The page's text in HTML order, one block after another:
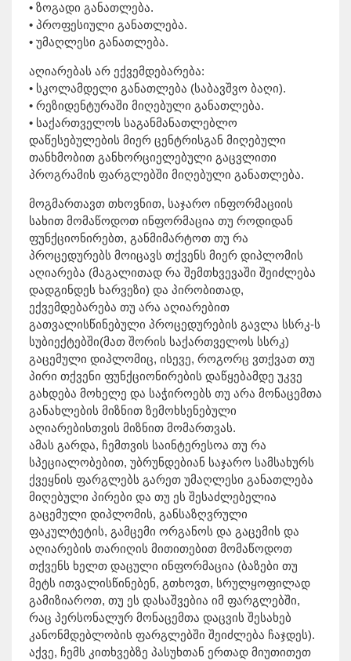
• ზოგადი განათლება.
• პროფესიული განათლება.
• უმაღლესი განათლება.
აღიარებას არ ექვემდებარება:
• სკოლამდელი განათლება (საბავშვო ბაღი).
• რეზიდენტურაში მიღებული განათლება.
• საქართველოს საგანმანათლებლო
დაწესებულების მიერ ცენტრისგან მიღებული
თანხმობით განხორციელებული გაცვლითი
პროგრამის ფარგლებში მიღებული განათლება.
მოგმართავთ თხოვნით, საჯარო ინფორმაციის
სახით მომაწოდოთ ინფორმაცია თუ როდიდან
ფუნქციონირებთ, განმიმარტოთ თუ რა
პროცედურებს მოიცავს თქვენს მიერ დიპლომის
აღიარება (მაგალითად რა შემთხვევაში შეიძლება
დადგინდეს ხარვეზი) და პირობითად,
ექვემდებარება თუ არა აღიარებით
გათვალისწინებული პროცედურების გავლა სსრკ-ს
სუბიექტებში(მათ შორის საქართველოს სსრკ)
გაცემული დიპლომიც, ისევე, როგორც ვთქვათ თუ
პირი თქვენი ფუნქციონირების დაწყებამდე უკვე
გახდება მოხელე და საჭიროებს თუ არა მონაცემთა
განახლების მიზნით ზემოხსენებული
აღიარებისთვის მიზნით მომართვას.
ამას გარდა, ჩემთვის საინტერესოა თუ რა
სპეციალობებით, უბრუნდებიან საჯარო სამსახურს
ქვეყნის ფარგლებს გარეთ უმაღლესი განათლება
მიღებული პირები და თუ ეს შესაძლებელია
გაცემული დიპლომის, განსაზღვრული
ფაკულტეტის, გამცემი ორგანოს და გაცემის და
აღიარების თარიღის მითითებით მომაწოდოთ
თქვენს ხელთ დაცული ინფორმაცია (ბაზები თუ
მეტს ითვალისწინებენ, გთხოვთ, სრულყოფილად
გამიზიაროთ, თუ ეს დასაშვებია იმ ფარგლებში,
რაც პერსონალურ მონაცემთა დაცვის შესახებ
კანონმდებლობის ფარგლებში შეიძლება ჩაჯდეს).
აქვე, ჩემს კითხვებზე პასუხთან ერთად მიუთითეთ